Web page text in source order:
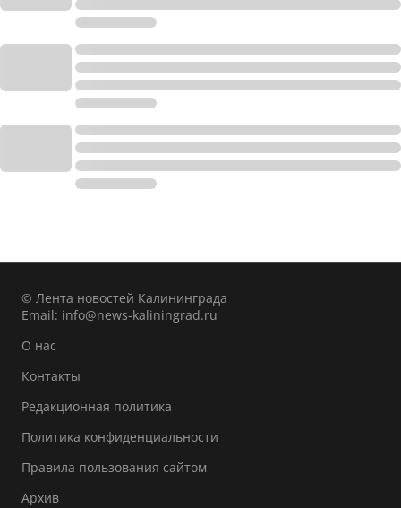
© Лента новостей Калининграда
Email: info@news-kaliningrad.ru
О нас
Контакты
Редакционная политика
Политика конфиденциальности
Правила пользования сайтом
Архив